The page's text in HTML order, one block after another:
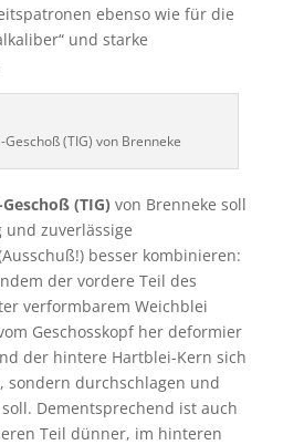
ebenso wie für die
und starke
(TIG) von Brenneke
(TIG) von Brenneke soll
und zuverlässige
besser kombinieren:
der vordere Teil des
verformbarem Weichblei
Geschosskopf her deformier
der hintere Hartblei-Kern sich
sondern durchschlagen und
Dementsprechend ist auch
Teil dünner, im hinteren